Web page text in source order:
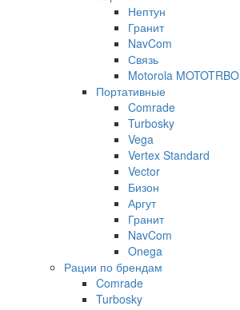
Нептун
Гранит
NavCom
Связь
Motorola MOTOTRBO
Портативные
Comrade
Turbosky
Vega
Vertex Standard
Vector
Бизон
Аргут
Гранит
NavCom
Onega
Рации по брендам
Comrade
Turbosky